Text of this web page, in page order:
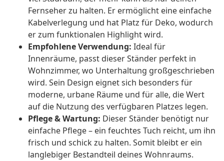
Fernseher zu halten. Er ermöglicht eine einfache
Kabelverlegung und hat Platz für Deko, wodurch
er zum funktionalen Highlight wird.
Empfohlene Verwendung: Ideal für
Innenräume, passt dieser Ständer perfekt in
Wohnzimmer, wo Unterhaltung großgeschrieben
wird. Sein Design eignet sich besonders für
moderne, urbane Räume und für alle, die Wert
auf die Nutzung des verfügbaren Platzes legen.
Pflege & Wartung: Dieser Ständer benötigt nur
einfache Pflege – ein feuchtes Tuch reicht, um ihn
frisch und schick zu halten. Somit bleibt er ein
langlebiger Bestandteil deines Wohnraums.